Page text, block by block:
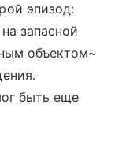
эпизод:
запасной
объектом~
быть еще